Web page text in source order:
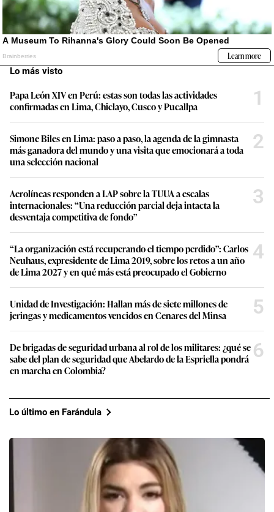
Lo más visto
Papa León XIV en Perú: estas son todas las actividades
confirmadas en Lima, Chiclayo, Cusco y Pucallpa
1
Simone Biles en Lima: paso a paso, la agenda de la gimnasta
más ganadora del mundo y una visita que emocionará a toda
una selección nacional
2
Aerolíneas responden a LAP sobre la TUUA a escalas
internacionales: “Una reducción parcial deja intacta la
desventaja competitiva de fondo”
3
“La organización está recuperando el tiempo perdido”: Carlos
Neuhaus, expresidente de Lima 2019, sobre los retos a un año
de Lima 2027 y en qué más está preocupado el Gobierno
4
Unidad de Investigación: Hallan más de siete millones de
jeringas y medicamentos vencidos en Cenares del Minsa
5
De brigadas de seguridad urbana al rol de los militares: ¿qué se
sabe del plan de seguridad que Abelardo de la Espriella pondrá
en marcha en Colombia?
6
Lo último en Farándula